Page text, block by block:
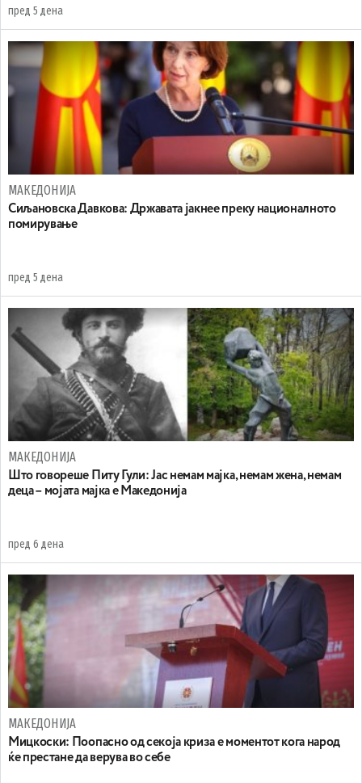
пред 5 дена
МАКЕДОНИЈА
Сиљановска Давкова: Државата јакнее преку националното
помирување
пред 5 дена
МАКЕДОНИЈА
Што говореше Питу Гули: Јас немам мајка, немам жена, немам
деца – мојата мајка е Македонија
пред 6 дена
МАКЕДОНИЈА
Мицкоски: Поопасно од секоја криза е моментот кога народ
ќе престане да верува во себе